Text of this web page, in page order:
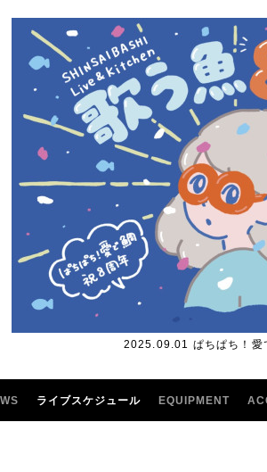
2025.09.01 ぱちぱち！愛
ライブスケジュール EQUIPMENT